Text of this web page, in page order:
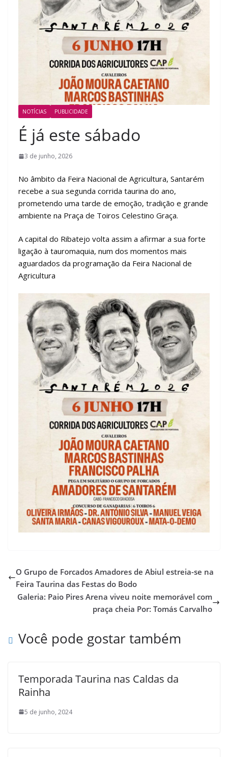
NOTÍCIAS PUBLICIDADE
É já este sábado
3 de junho, 2026
No âmbito da Feira Nacional de Agricultura, Santarém
recebe a sua segunda corrida taurina do ano,
prometendo uma tarde de emoção, tradição e grande
ambiente na Praça de Toiros Celestino Graça.
A capital do Ribatejo volta assim a afirmar a sua forte
ligação à tauromaquia, num dos momentos mais
aguardados da programação da Feira Nacional de
Agricultura
O Grupo de Forcados Amadores de Abiul estreia-se na
Feira Taurina das Festas do Bodo
Galeria: Paio Pires Arena viveu noite memorável com
praça cheia Por: Tomás Carvalho
Você pode gostar também
Temporada Taurina nas Caldas da
Rainha
5 de junho, 2024